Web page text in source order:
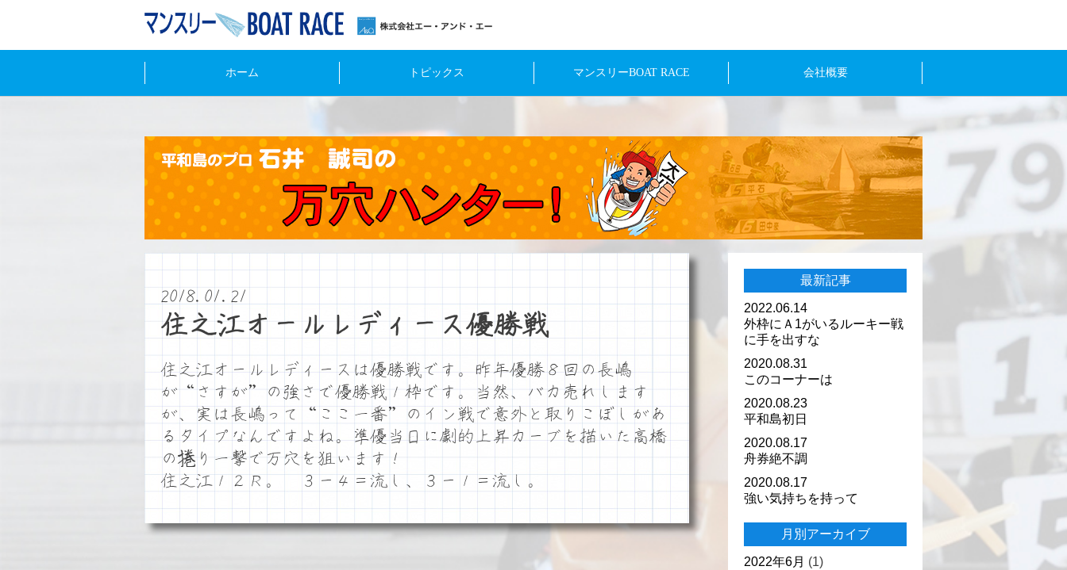
ホーム トピックス マンスリーBOAT RACE 会社概要
2018.01.21
住之江オールレディース優勝戦
住之江オールレディースは優勝戦です。昨年優勝８回の長嶋
が“さすが”の強さで優勝戦１枠です。当然、バカ売れします
が、実は長嶋って“ここ一番”のイン戦で意外と取りこぼしがあ
るタイプなんですよね。準優当日に劇的上昇カーブを描いた高橋
の捲り一撃で万穴を狙います！
住之江１２Ｒ。 ３ー４＝流し、３ー１＝流し。
最新記事
2022.06.14
外枠にＡ1がいるルーキー戦
に手を出すな
2020.08.31
このコーナーは
2020.08.23
平和島初日
2020.08.17
舟券絶不調
2020.08.17
強い気持ちを持って
月別アーカイブ
2022年6月 (1)